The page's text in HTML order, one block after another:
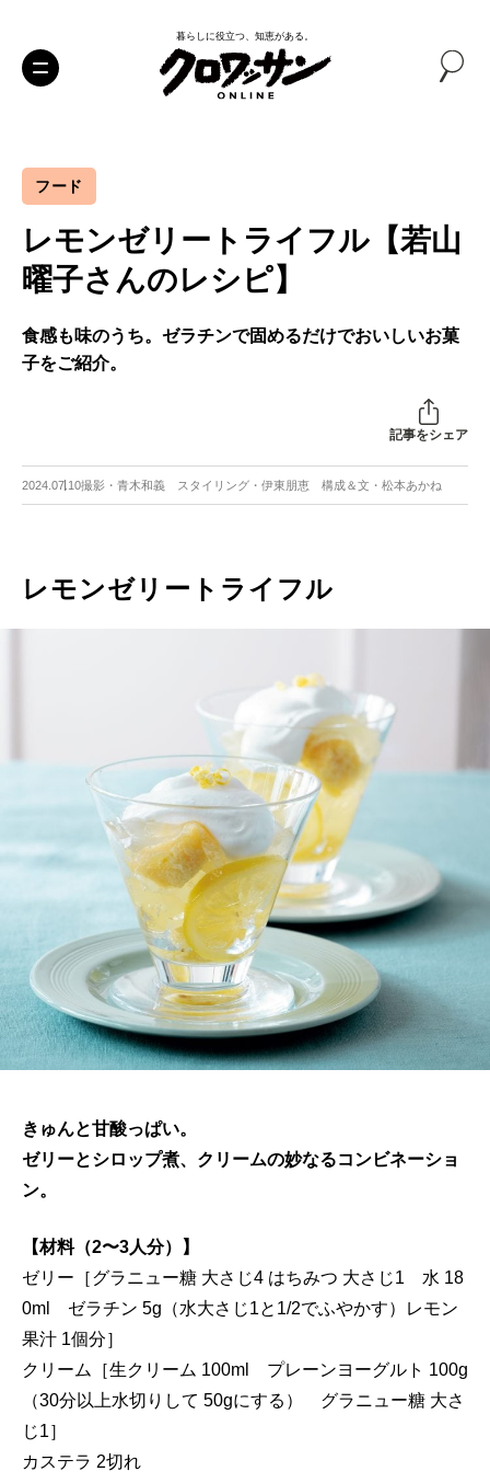
暮らしに役立つ、知恵がある。
フード
レモンゼリートライフル【若山
曜子さんのレシピ】
食感も味のうち。ゼラチンで固めるだけでおいしいお菓
子をご紹介。
記事をシェア
2024.07.10撮影・青木和義 スタイリング・伊東朋恵 構成＆文・松本あかね
レモンゼリートライフル
きゅんと甘酸っぱい。
ゼリーとシロップ煮、クリームの妙なるコンビネーショ
ン。
【材料（2〜3人分）】
ゼリー［グラニュー糖 大さじ4 はちみつ 大さじ1 水 18
0ml ゼラチン 5g（水大さじ1と1/2でふやかす）レモン
果汁 1個分］
クリーム［生クリーム 100ml プレーンヨーグルト 100g
（30分以上水切りして 50gにする） グラニュー糖 大さ
じ1］
カステラ 2切れ